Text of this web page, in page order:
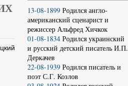
13-08-1899 Родился англо-
американский сценарист и
режиссер Альфред Хичкок
01-08-1834 Родился украинский
и русский детский писатель И.П.
Деркачев
22-08-1939 Родился писатель и
поэт С.Г. Козлов